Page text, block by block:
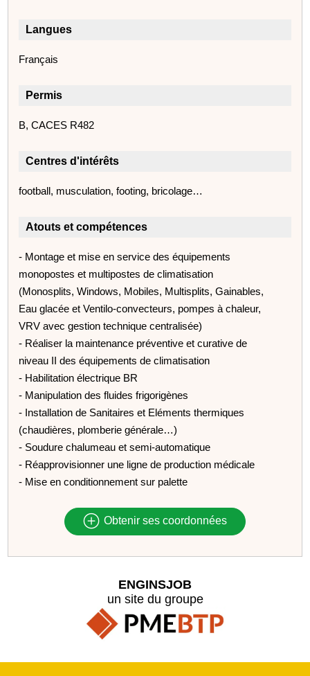
Langues
Français
Permis
B, CACES R482
Centres d'intérêts
football, musculation, footing, bricolage…
Atouts et compétences
- Montage et mise en service des équipements
monopostes et multipostes de climatisation
(Monosplits, Windows, Mobiles, Multisplits, Gainables,
Eau glacée et Ventilo-convecteurs, pompes à chaleur,
VRV avec gestion technique centralisée)
- Réaliser la maintenance préventive et curative de
niveau II des équipements de climatisation
- Habilitation électrique BR
- Manipulation des fluides frigorigènes
- Installation de Sanitaires et Eléments thermiques
(chaudières, plomberie générale…)
- Soudure chalumeau et semi-automatique
- Réapprovisionner une ligne de production médicale
- Mise en conditionnement sur palette
Obtenir ses coordonnées
ENGINSJOB
un site du groupe